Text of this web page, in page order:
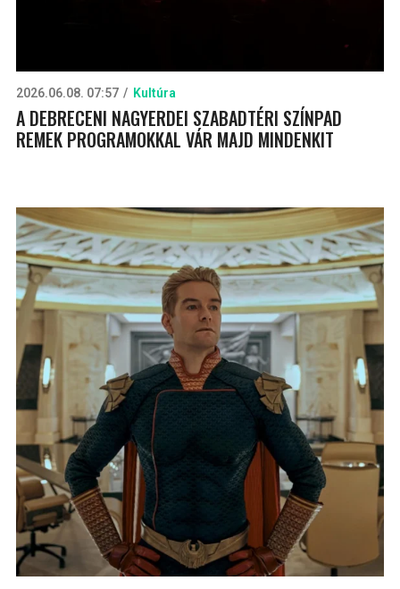
2026.06.08. 07:57 Kultúra
A DEBRECENI NAGYERDEI SZABADTÉRI SZÍNPAD
REMEK PROGRAMOKKAL VÁR MAJD MINDENKIT